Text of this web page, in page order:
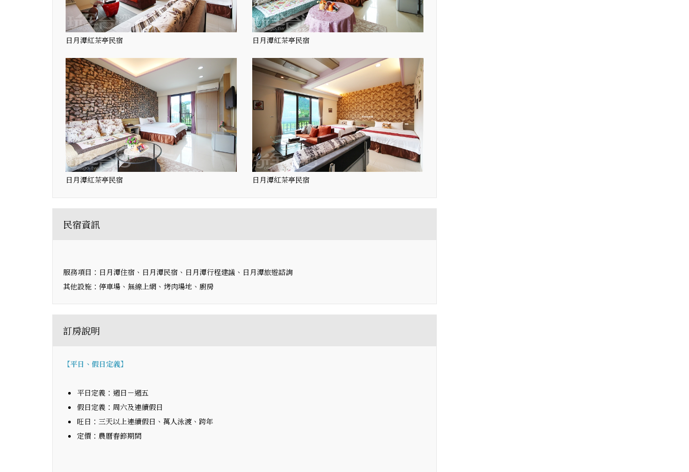
日月潭紅茶亭民宿 日月潭紅茶亭民宿
日月潭紅茶亭民宿 日月潭紅茶亭民宿
民宿資訊
服務項目：日月潭住宿、日月潭民宿、日月潭行程建議、日月潭旅遊諮詢
其他設施：停車場、無線上網、烤肉場地、廚房
訂房說明
【平日、假日定義】
平日定義：週日－週五
假日定義：周六及連續假日
旺日：三天以上連續假日、萬人泳渡、跨年
定價：農曆春節期間